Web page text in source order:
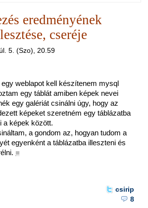
eredményének
cseréje
5. (Szo), 20.59
weblapot kell készítenem mysql
egy táblát amiben képek nevei
egy galériát csinálni úgy, hogy az
képeket szeretném egy táblázatba
a képek között.
a gondom az, hogyan tudom a
egyenként a táblázatba illeszteni és
■
csirip
8